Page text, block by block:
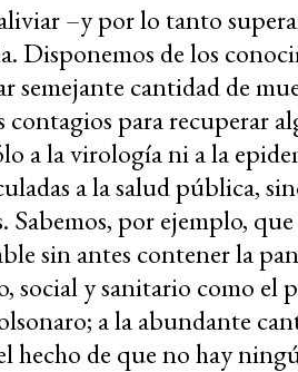
–y por lo tanto
Disponemos de los
semejante cantidad de
para recuperar
a la virología ni a la
a la salud pública,
Sabemos, por ejemplo,
sin antes contener la
social y sanitario como el
a la abundante
hecho de que no hay